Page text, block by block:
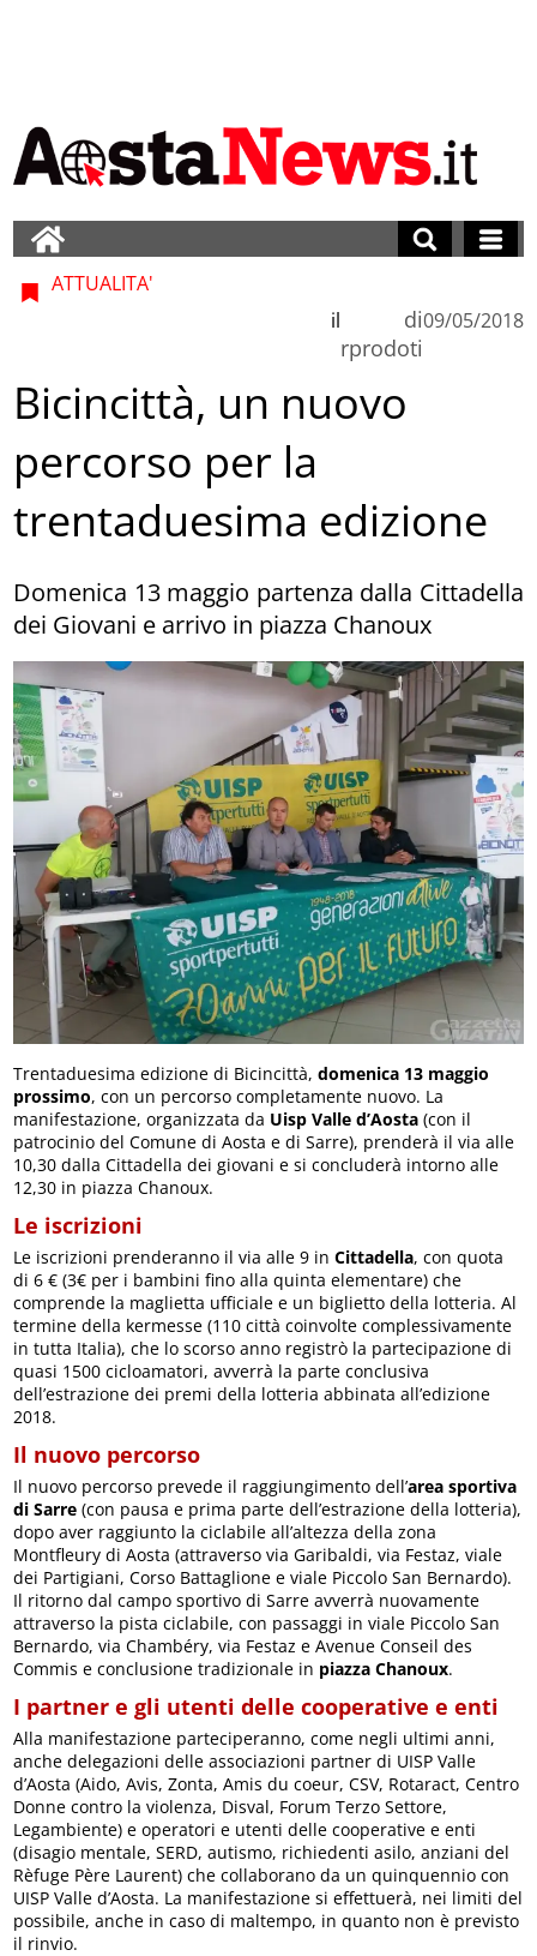
ATTUALITA'
di
rprodoti
il 09/05/2018
Bicincittà, un nuovo
percorso per la
trentaduesima edizione
Domenica 13 maggio partenza dalla Cittadella
dei Giovani e arrivo in piazza Chanoux
Trentaduesima edizione di Bicincittà,domenica 13 maggio
prossimo, con un percorso completamente nuovo. La
manifestazione, organizzata da Uisp Valle d’Aosta (con il
patrocinio del Comune di Aosta e di Sarre), prenderà il via alle
10,30 dalla Cittadella dei giovani e si concluderà intorno alle
12,30 in piazza Chanoux.
Le iscrizioni
Le iscrizioni prenderanno il via alle 9 inCittadella, con quota
di 6 € (3€ per i bambini fino alla quinta elementare) che
comprende la maglietta ufficiale e un biglietto della lotteria. Al
termine della kermesse (110 città coinvolte complessivamente
in tutta Italia), che lo scorso anno registrò la partecipazione di
quasi 1500 cicloamatori, avverrà la parte conclusiva
dell’estrazione dei premi della lotteria abbinata all’edizione
2018.
Il nuovo percorso
Il nuovo percorso prevede il raggiungimento dell’area sportiva
di Sarre (con pausa e prima parte dell’estrazione della lotteria),
dopo aver raggiunto la ciclabile all’altezza della zona
Montfleury di Aosta (attraverso via Garibaldi, via Festaz, viale
dei Partigiani, Corso Battaglione e viale Piccolo San Bernardo).
Il ritorno dal campo sportivo di Sarre avverrà nuovamente
attraverso la pista ciclabile, con passaggi in viale Piccolo San
Bernardo, via Chambéry, via Festaz e Avenue Conseil des
Commis e conclusione tradizionale in piazza Chanoux.
I partner e gli utenti delle cooperative e enti
Alla manifestazione parteciperanno, come negli ultimi anni,
anche delegazioni delle associazioni partner di UISP Valle
d’Aosta (Aido, Avis, Zonta, Amis du coeur, CSV, Rotaract, Centro
Donne contro la violenza, Disval, Forum Terzo Settore,
Legambiente) e operatori e utenti delle cooperative e enti
(disagio mentale, SERD, autismo, richiedenti asilo, anziani del
Rèfuge Père Laurent) che collaborano da un quinquennio con
UISP Valle d’Aosta. La manifestazione si effettuerà, nei limiti del
possibile, anche in caso di maltempo, in quanto non è previsto
il rinvio.